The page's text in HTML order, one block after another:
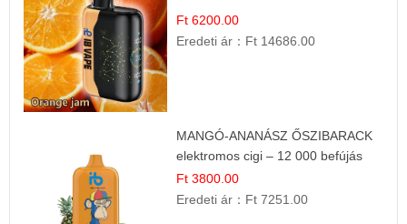
Ft 6200.00
Eredeti ár： Ft 14686.00
MANGÓ-ANANÁSZ ŐSZIBARACK
elektromos cigi – 12 000 befújás
Ft 3800.00
Eredeti ár： Ft 7251.00